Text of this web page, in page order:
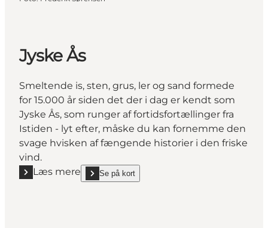
Jyske Ås
Smeltende is, sten, grus, ler og sand formede
for 15.000 år siden det der i dag er kendt som
Jyske Ås, som runger af fortidsfortællinger fra
Istiden - lyt efter, måske du kan fornemme den
svage hvisken af fængende historier i den friske
vind.
Læs mere
Læs mere "Jyske Ås"Se på kort
show Jyske Ås on_map